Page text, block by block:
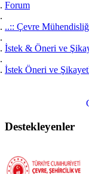
Forum
..:: Çevre
İstek & Öneri ve
İstek Öneri ve
Destekleyenler